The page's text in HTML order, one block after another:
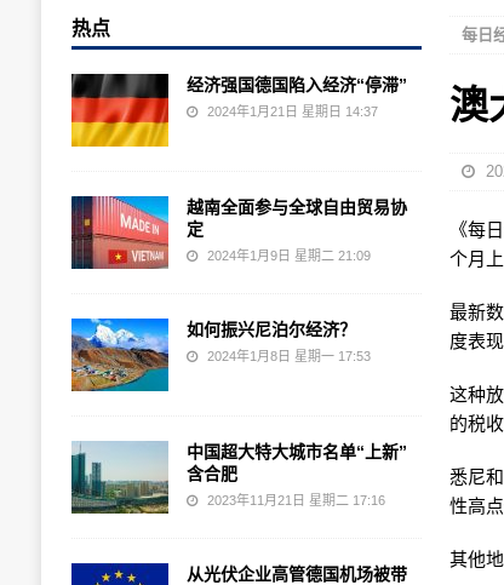
每日
澳
《每
个月
最新
度表现
这种
的税
悉尼
性高
其他
热点
经济强国德国陷入经济“停滞”
2024年1月21日 星期日 14:37
越南全面参与全球自由贸易协
定
2024年1月9日 星期二 21:09
如何振兴尼泊尔经济？
2024年1月8日 星期一 17:53
中国超大特大城市名单“上新”
含合肥
2023年11月21日 星期二 17:16
从光伏企业高管德国机场被带